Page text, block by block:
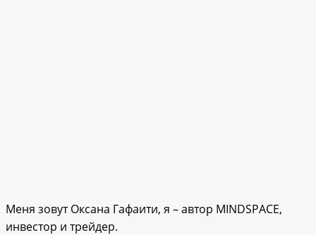
Меня зовут Оксана Гафаити, я – автор MINDSPACE,
инвестор и трейдер.